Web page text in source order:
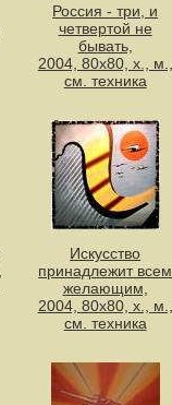
Россия - три, и
четвертой не
бывать,
2004, 80х80, х., м.,
см. техника
Искусство
принадлежит всем
желающим,
2004, 80х80, х., м.,
см. техника